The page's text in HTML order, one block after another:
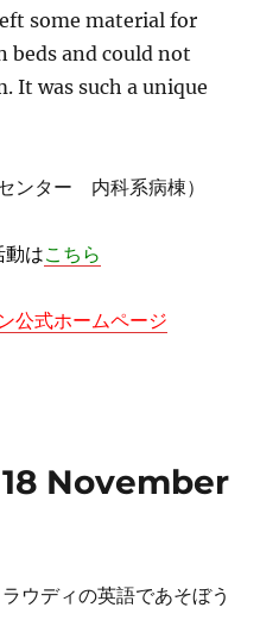
some material for
beds and could not
It was such a unique
ンター 内科系病棟）
はこちら
公式ホームページ
November
ウディの英語であそぼう